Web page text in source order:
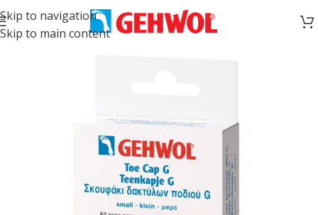
Skip to navigation
Skip to main content